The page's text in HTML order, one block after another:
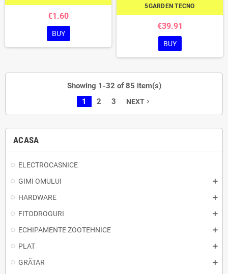
ACASA
ELECTROCASNICE
GIMI OMULUI
HARDWARE
FITODROGURI
ECHIPAMENTE ZOOTEHNICE
PLAT
GRĂTAR
€1.60
BUY
5GARDEN TECNO
€39.91
BUY
Showing 1-32 of 85 item(s)
1
2 3 NEXTnavigate_next